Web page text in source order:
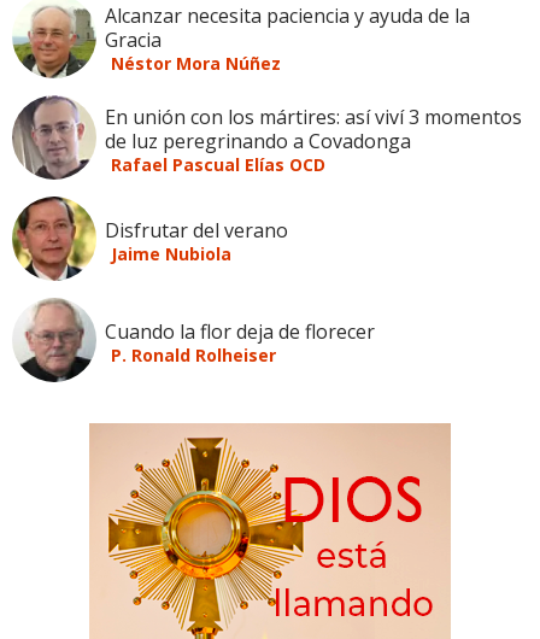
Alcanzar necesita paciencia y ayuda de la
Gracia
Néstor Mora Núñez
En unión con los mártires: así viví 3 momentos
de luz peregrinando a Covadonga
Rafael Pascual Elías OCD
Disfrutar del verano
Jaime Nubiola
Cuando la flor deja de florecer
P. Ronald Rolheiser